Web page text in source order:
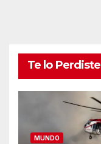
Te lo Perdiste
MUNDO